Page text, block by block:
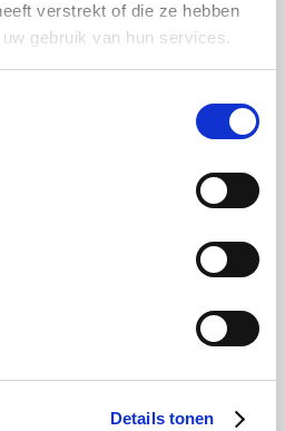
verstrekt of die ze hebben
gebruik van hun services.
Details tonen
Schiesser Interhome
Lufthansa
DeubaXXL